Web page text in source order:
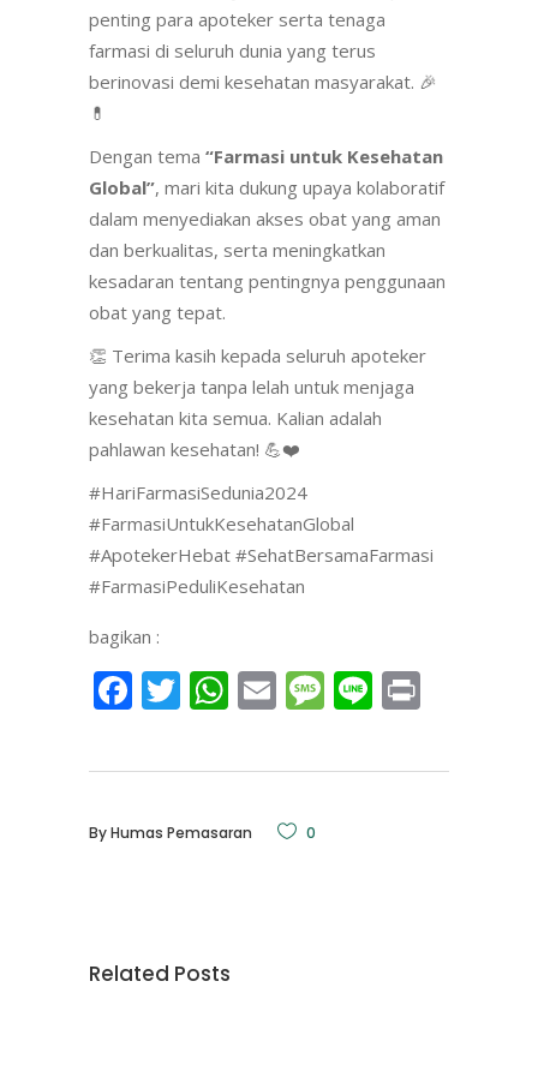
penting para apoteker serta tenaga
farmasi di seluruh dunia yang terus
berinovasi demi kesehatan masyarakat. 🎉
💊
Dengan tema “Farmasi untuk Kesehatan
Global”, mari kita dukung upaya kolaboratif
dalam menyediakan akses obat yang aman
dan berkualitas, serta meningkatkan
kesadaran tentang pentingnya penggunaan
obat yang tepat.
👏 Terima kasih kepada seluruh apoteker
yang bekerja tanpa lelah untuk menjaga
kesehatan kita semua. Kalian adalah
pahlawan kesehatan! 💪❤️
#HariFarmasiSedunia2024
#FarmasiUntukKesehatanGlobal
#ApotekerHebat #SehatBersamaFarmasi
#FarmasiPeduliKesehatan
bagikan :
Facebook
Twitter
WhatsApp
EmailMessage
Line
ByHumas Pemasaran 0
Related Posts